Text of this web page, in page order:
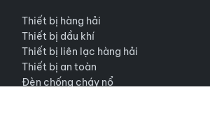
Thiết bị hàng hải
Thiết bị dầu khí
Thiết bị liên lạc hàng hải
Thiết bị an toàn
Đèn chống cháy nổ